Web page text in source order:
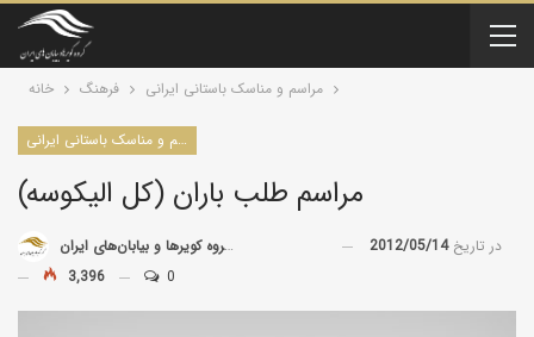
خانه فرهنگ مراسم و مناسک باستانی ایرانی
مراسم و مناسک باستانی ایرانی
مراسم طلب باران (کل اليکوسه)
توسط گروه کویرها و بیابان‌های ایران در تاریخ2012/05/14
3,396
0